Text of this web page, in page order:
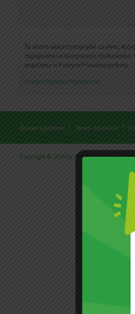
Ta strona wykorzystuje pliki cookies,
zapisywane na komputerze Użytkownika.
znajdziesz w Polityce Prywatności firmy.
Zobacz Politykę Prywatności
Opinie klientów Teren działania
Copyright © 2014 by TAPICARE |